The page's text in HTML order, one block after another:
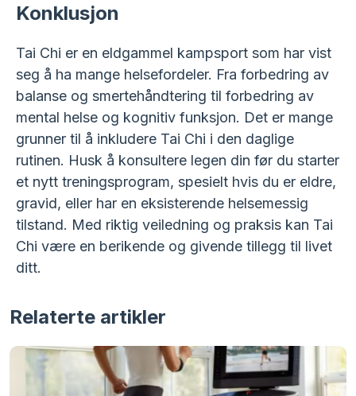
Konklusjon
Tai Chi er en eldgammel kampsport som har vist
seg å ha mange helsefordeler. Fra forbedring av
balanse og smertehåndtering til forbedring av
mental helse og kognitiv funksjon. Det er mange
grunner til å inkludere Tai Chi i den daglige
rutinen. Husk å konsultere legen din før du starter
et nytt treningsprogram, spesielt hvis du er eldre,
gravid, eller har en eksisterende helsemessig
tilstand. Med riktig veiledning og praksis kan Tai
Chi være en berikende og givende tillegg til livet
ditt.
Relaterte artikler